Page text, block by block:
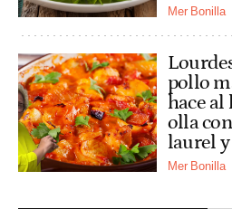
Mer Bonilla
pollo
hace al
olla
laurel
Mer Bonilla